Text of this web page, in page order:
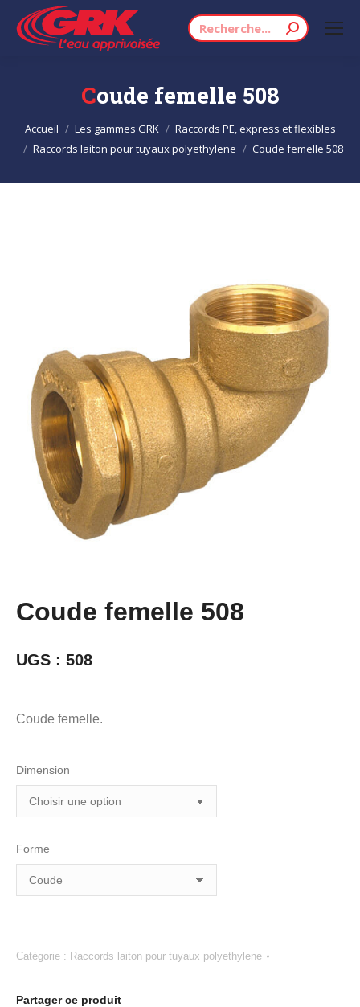
Recherche
Coude femelle 508
Vous êtes ici :
Accueil Les gammes GRK
Raccords PE, express et flexibles
Raccords laiton pour tuyaux polyethylene
Coude femelle 508
Coude femelle 508
UGS : 508
Coude femelle.
Dimension
Forme
Catégorie : Raccords laiton pour tuyaux polyethylene
Partager ce produit